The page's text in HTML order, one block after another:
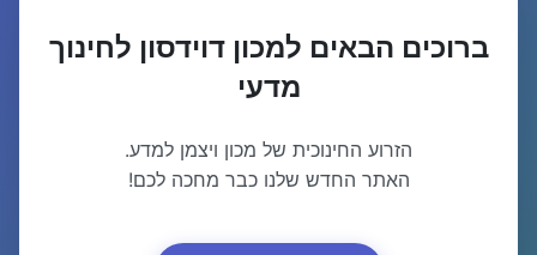
ברוכים הבאים למכון דוידסון לחינוך
מדעי
הזרוע החינוכית של מכון ויצמן למדע.
האתר החדש שלנו כבר מחכה לכם!